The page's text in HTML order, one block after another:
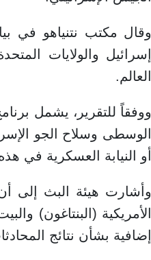
وقال مكتب نتنياهو في
إسرائيل والولايات
العالم.
ووفقاً للتقرير، يشمل
الوسطى وسلاح الجو
أو النيابة العسكرية في
وأشارت هيئة البث إلى
الأمريكية (البنتاغون)
إضافية بشأن نتائج